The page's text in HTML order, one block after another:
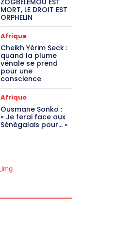
ZOGBELEMOU EST
MORT, LE DROIT EST
ORPHELIN
Afrique
Cheikh Yérim Seck :
quand la plume
vénale se prend
pour une
conscience
Afrique
Ousmane Sonko :
« Je ferai face aux
Sénégalais pour… »